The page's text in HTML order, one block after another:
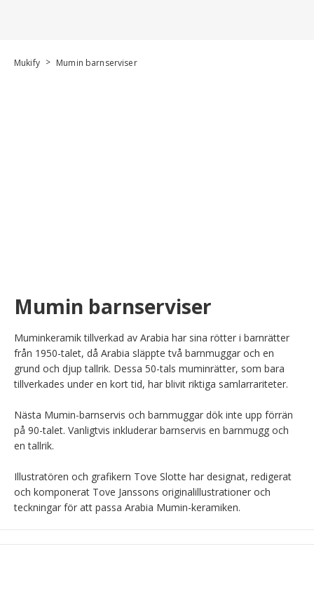
Mukify > Mumin barnserviser
Mumin barnserviser
Muminkeramik tillverkad av Arabia har sina rötter i barnrätter
från 1950-talet, då Arabia släppte två barnmuggar och en
grund och djup tallrik. Dessa 50-tals muminrätter, som bara
tillverkades under en kort tid, har blivit riktiga samlarrariteter.
Nästa Mumin-barnservis och barnmuggar dök inte upp förrän
på 90-talet. Vanligtvis inkluderar barnservis en barnmugg och
en tallrik.
Illustratören och grafikern Tove Slotte har designat, redigerat
och komponerat Tove Janssons originalillustrationer och
teckningar för att passa Arabia Mumin-keramiken.